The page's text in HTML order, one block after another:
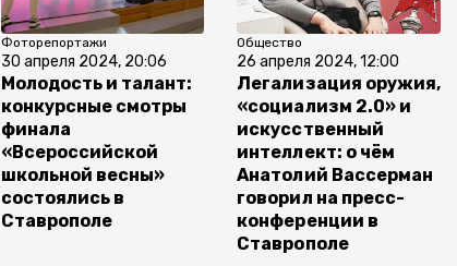
Фоторепортажи
30 апреля 2024, 20:06
Молодость и талант:
конкурсные смотры
финала
«Всероссийской
школьной весны»
состоялись в
Ставрополе
Общество
26 апреля 2024, 12:00
Легализация оружия,
«социализм 2.0» и
искусственный
интеллект: о чём
Анатолий Вассерман
говорил на пресс-
конференции в
Ставрополе